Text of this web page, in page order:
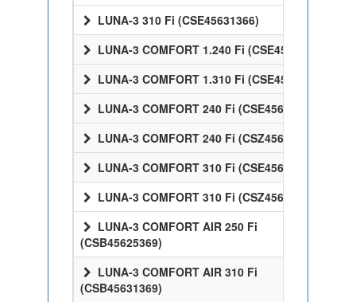
LUNA-3 310 Fi (CSE45631366)
LUNA-3 COMFORT 1.240 Fi (CSE45524358)
LUNA-3 COMFORT 1.310 Fi (CSE45531358)
LUNA-3 COMFORT 240 Fi (CSE45624358)
LUNA-3 COMFORT 240 Fi (CSZ45624358)
LUNA-3 COMFORT 310 Fi (CSE45631358)
LUNA-3 COMFORT 310 Fi (CSZ45631358)
LUNA-3 COMFORT AIR 250 Fi
(CSB45625369)
LUNA-3 COMFORT AIR 310 Fi
(CSB45631369)